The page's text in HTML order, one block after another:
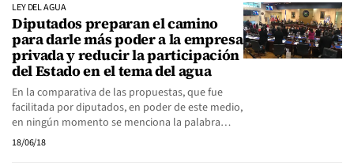
LEY DEL AGUA
Diputados preparan el camino
para darle más poder a la empresa
privada y reducir la participación
del Estado en el tema del agua
En la comparativa de las propuestas, que fue
facilitada por diputados, en poder de este medio,
en ningún momento se menciona la palabra…
18/06/18